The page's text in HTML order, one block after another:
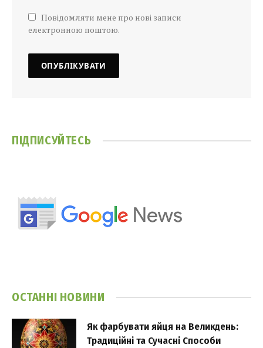
Повідомляти мене про нові записи
електронною поштою.
ПІДПИСУЙТЕСЬ
ОСТАННІ НОВИНИ
Як фарбувати яйця на Великдень:
Традиційні та Сучасні Способи